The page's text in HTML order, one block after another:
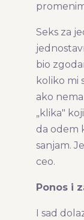
Seks za
bio
koliko mi
ako
„klika"
da odem
sanjam.
ceo.
Ponos i
I sad